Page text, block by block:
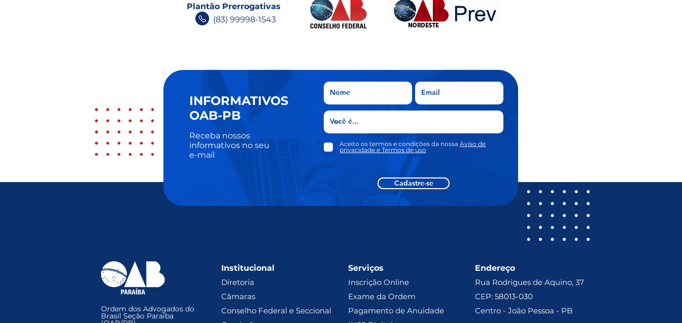
(83) 99998-1543
Plantão Prerrogativas
Ordem dos Advogados do
Brasil Seção Paraíba
Institucional
Diretoria
Câmaras
Conselho Federal e Seccional
Serviços
Inscrição Online
Exame da Ordem
Pagamento de Anuidade
Endereço
Rua Rodrigues de Aquino, 37
CEP: 58013-030
Centro - João Pessoa - PB
INFORMATIVOS
OAB-PB
Receba nossos
informativos no seu
e-mail
Aceito os termos e condições da nossa Aviso de
privacidade e Termos de uso
Cadastre-se